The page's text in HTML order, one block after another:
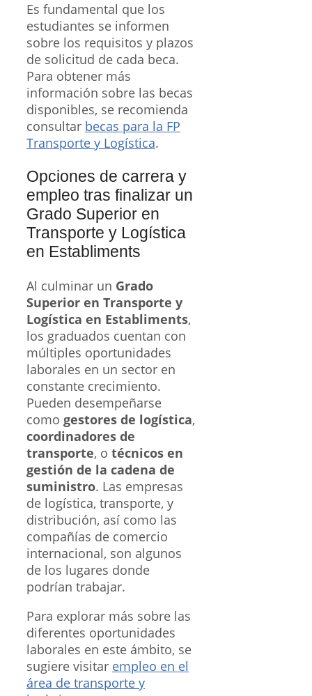
Es fundamental que los
estudiantes se informen
sobre los requisitos y plazos
de solicitud de cada beca.
Para obtener más
información sobre las becas
disponibles, se recomienda
consultar becas para la FP
Transporte y Logística.
Opciones de carrera y
empleo tras finalizar un
Grado Superior en
Transporte y Logística
en Establiments
Al culminar un Grado
Superior en Transporte y
Logística en Establiments,
los graduados cuentan con
múltiples oportunidades
laborales en un sector en
constante crecimiento.
Pueden desempeñarse
como gestores de logística,
coordinadores de
transporte, o técnicos en
gestión de la cadena de
suministro. Las empresas
de logística, transporte, y
distribución, así como las
compañías de comercio
internacional, son algunos
de los lugares donde
podrían trabajar.
Para explorar más sobre las
diferentes oportunidades
laborales en este ámbito, se
sugiere visitar empleo en el
área de transporte y